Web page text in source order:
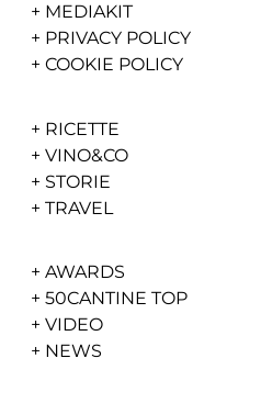
+ MEDIAKIT
+ PRIVACY POLICY
+ COOKIE POLICY
+ RICETTE
+ VINO&CO
+ STORIE
+ TRAVEL
+ AWARDS
+ 50CANTINE TOP
+ VIDEO
+ NEWS